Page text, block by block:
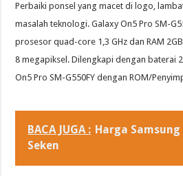
Perbaiki ponsel yang macet di logo,
masalah teknologi. Galaxy On5 Pro SM-
prosesor quad-core 1,3 GHz dan RAM
8 megapiksel. Dilengkapi dengan baterai
On5 Pro SM-G550FY dengan ROM/
BACA JUGA : Harga Samsung
Seken